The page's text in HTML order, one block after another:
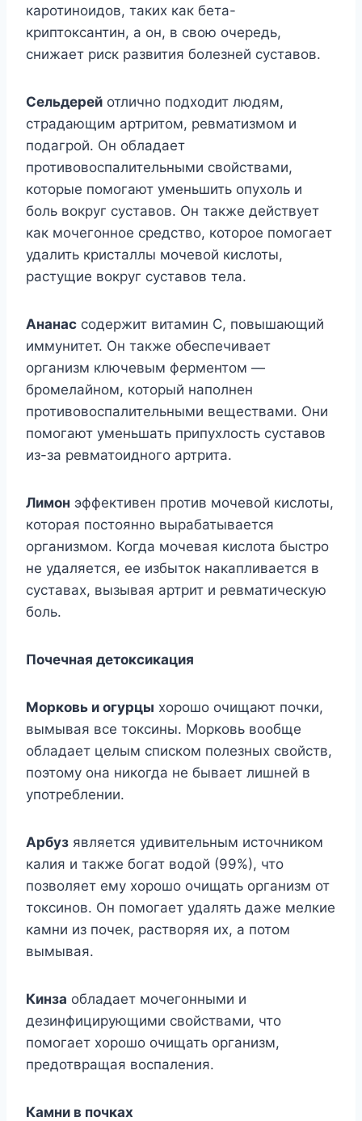
каротиноидов, таких как бета-
криптоксантин, а он, в свою очередь,
снижает риск развития болезней суставов.
Сельдерей отлично подходит людям,
страдающим артритом, ревматизмом и
подагрой. Он обладает
противовоспалительными свойствами,
которые помогают уменьшить опухоль и
боль вокруг суставов. Он также действует
как мочегонное средство, которое помогает
удалить кристаллы мочевой кислоты,
растущие вокруг суставов тела.
Ананас содержит витамин С, повышающий
иммунитет. Он также обеспечивает
организм ключевым ферментом —
бромелайном, который наполнен
противовоспалительными веществами. Они
помогают уменьшать припухлость суставов
из-за ревматоидного артрита.
Лимон эффективен против мочевой кислоты,
которая постоянно вырабатывается
организмом. Когда мочевая кислота быстро
не удаляется, ее избыток накапливается в
суставах, вызывая артрит и ревматическую
боль.
Почечная детоксикация
Морковь и огурцы хорошо очищают почки,
вымывая все токсины. Морковь вообще
обладает целым списком полезных свойств,
поэтому она никогда не бывает лишней в
употреблении.
Арбуз является удивительным источником
калия и также богат водой (99%), что
позволяет ему хорошо очищать организм от
токсинов. Он помогает удалять даже мелкие
камни из почек, растворяя их, а потом
вымывая.
Кинза обладает мочегонными и
дезинфицирующими свойствами, что
помогает хорошо очищать организм,
предотвращая воспаления.
Камни в почках